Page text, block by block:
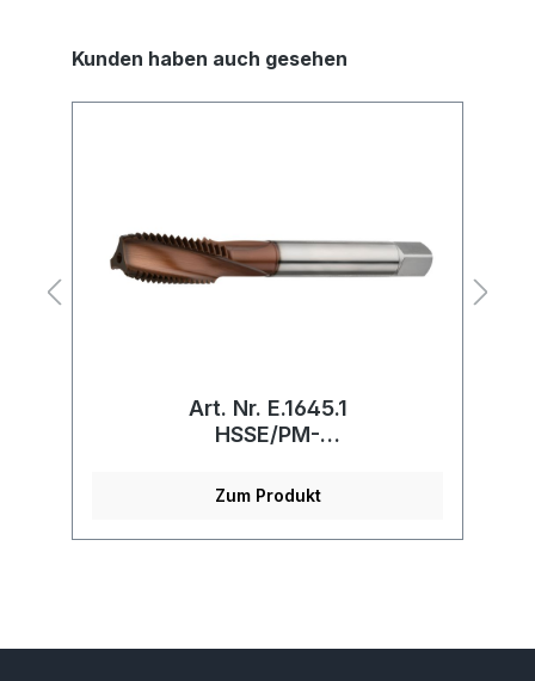
Kunden haben auch gesehen
Art. Nr. E.1645.1
HSSE/PM-
Zum Produkt